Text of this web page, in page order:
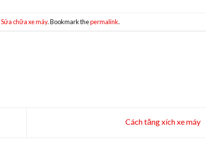
Sửa chữa xe máy. Bookmark thepermalink.
Cách tăng xích xe máy